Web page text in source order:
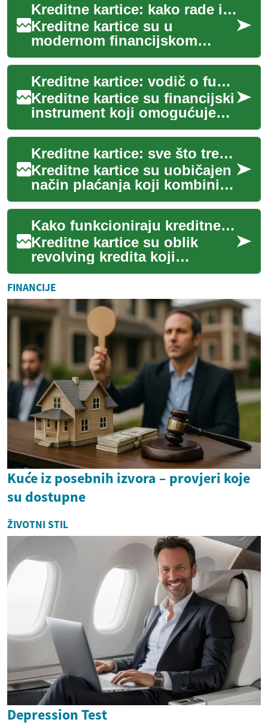
Kreditne kartice: kako rade i što treba znati
Kreditne kartice su u
modernom financijskom
životu čest alat za plaćanje,
ali često izazivaju pitanja o
troškovima, o...
Kreditne kartice: vodič o funkcijama, rizicima i upravljanju novcem
Kreditne kartice su financijski
instrument koji omogućuje
privremeni pristup kreditnim
sredstvima izdavatelja radi
pl...
Kreditne kartice: sve što treba znati o financijama i bankarstvu
Kreditne kartice su uobičajen
način plaćanja koji kombinira
praktičnost i dostupnost
kratkoročnog kredita. One
vam do...
Kako funkcioniraju kreditne kartice i što trebate znati
Kreditne kartice su oblik
revolving kredita koji
omogućuje pristup
sredstvima za plaćanje bez
trenutne uporabe vlasti...
FINANCIJE
Kuće iz posebnih izvora – provjeri koje
su dostupne
ŽIVOTNI STIL
Depression Test